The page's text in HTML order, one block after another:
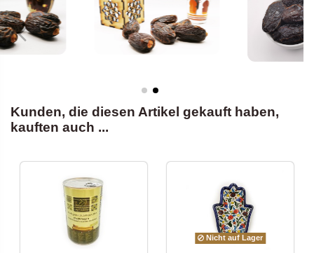
Kunden, die diesen Artikel gekauft haben,
kauften auch ...
Nicht auf Lager